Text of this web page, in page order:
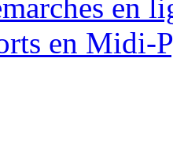
en
en Midi-